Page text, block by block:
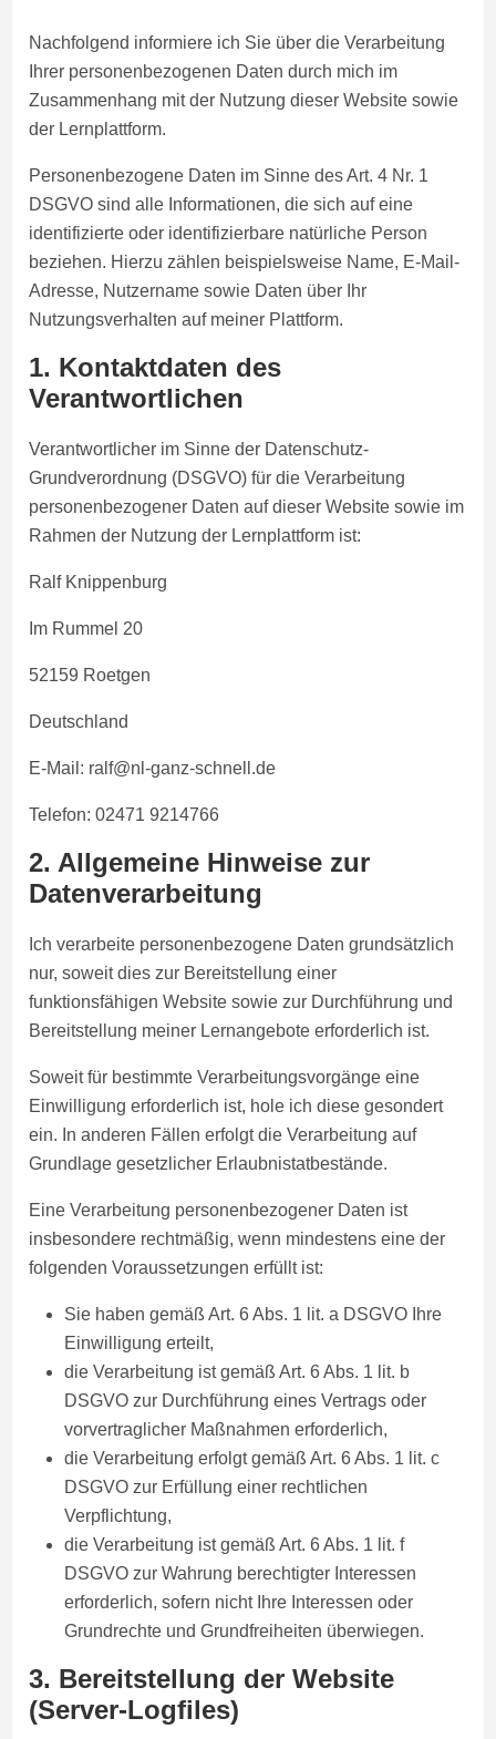
Nachfolgend informiere ich Sie über die Verarbeitung
Ihrer personenbezogenen Daten durch mich im
Zusammenhang mit der Nutzung dieser Website sowie
der Lernplattform.
Personenbezogene Daten im Sinne des Art. 4 Nr. 1
DSGVO sind alle Informationen, die sich auf eine
identifizierte oder identifizierbare natürliche Person
beziehen. Hierzu zählen beispielsweise Name, E-Mail-
Adresse, Nutzername sowie Daten über Ihr
Nutzungsverhalten auf meiner Plattform.
1. Kontaktdaten des
Verantwortlichen
Verantwortlicher im Sinne der Datenschutz-
Grundverordnung (DSGVO) für die Verarbeitung
personenbezogener Daten auf dieser Website sowie im
Rahmen der Nutzung der Lernplattform ist:
Ralf Knippenburg
Im Rummel 20
52159 Roetgen
Deutschland
E-Mail: ralf@nl-ganz-schnell.de
Telefon: 02471 9214766
2. Allgemeine Hinweise zur
Datenverarbeitung
Ich verarbeite personenbezogene Daten grundsätzlich
nur, soweit dies zur Bereitstellung einer
funktionsfähigen Website sowie zur Durchführung und
Bereitstellung meiner Lernangebote erforderlich ist.
Soweit für bestimmte Verarbeitungsvorgänge eine
Einwilligung erforderlich ist, hole ich diese gesondert
ein. In anderen Fällen erfolgt die Verarbeitung auf
Grundlage gesetzlicher Erlaubnistatbestände.
Eine Verarbeitung personenbezogener Daten ist
insbesondere rechtmäßig, wenn mindestens eine der
folgenden Voraussetzungen erfüllt ist:
Sie haben gemäß Art. 6 Abs. 1 lit. a DSGVO Ihre
Einwilligung erteilt,
die Verarbeitung ist gemäß Art. 6 Abs. 1 lit. b
DSGVO zur Durchführung eines Vertrags oder
vorvertraglicher Maßnahmen erforderlich,
die Verarbeitung erfolgt gemäß Art. 6 Abs. 1 lit. c
DSGVO zur Erfüllung einer rechtlichen
Verpflichtung,
die Verarbeitung ist gemäß Art. 6 Abs. 1 lit. f
DSGVO zur Wahrung berechtigter Interessen
erforderlich, sofern nicht Ihre Interessen oder
Grundrechte und Grundfreiheiten überwiegen.
3. Bereitstellung der Website
(Server-Logfiles)